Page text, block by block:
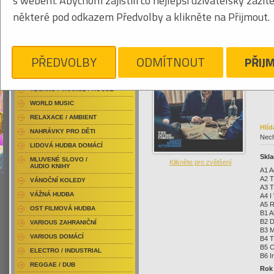
Klikněte pro zvětšení
A1
A2
A3
A4 I
A5
B1
B2
B3
B4
B5
B6
RAP / HIP HOP DOMÁCÍ
RAP / HIP HOP ZAHRANIČNÍ
DVD / HUDBA
PUNK / HARDCORE
TECHNO / TRANCE / HOUSE
WORLD MUSIC
RELAXACE / AMBIENT
NAHRÁVKY PRO DĚTI
LIDOVÁ HUDBA DOMÁCÍ
MLUVENÉ SLOVO /
AUDIO KNIHY
VÁNOČNÍ KOLEDY
VÁŽNÁ HUDBA
OST FILMOVÁ HUDBA
VARIOUS ZAHRANIČNÍ
VARIOUS DOMÁCÍ
ELECTRO / INDUSTRIAL
REGGAE / DUB
některé pod odkazem Předvolby a klikněte na Přijmout.
PŘEDVOLBY ODMÍTNOUT